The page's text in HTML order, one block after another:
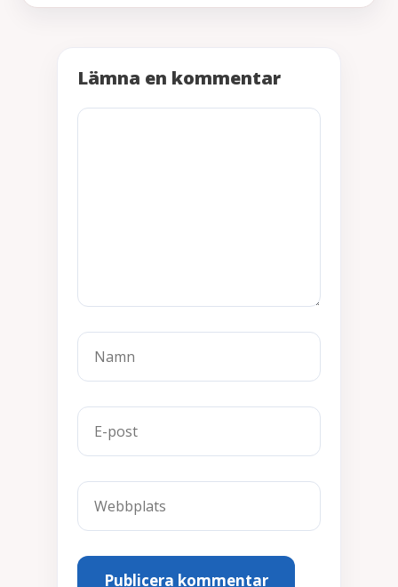
Lämna en kommentar
Kommentar
Namn
E-
Webbplats